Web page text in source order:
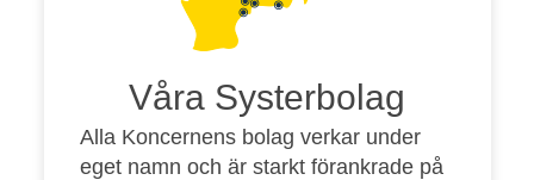
Våra Systerbolag
Alla Koncernens bolag verkar under
eget namn och är starkt förankrade på